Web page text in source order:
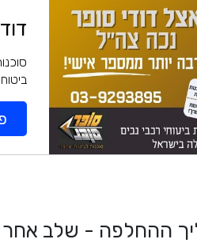
ההחלפה - שלב